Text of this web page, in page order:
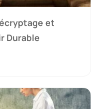
et
Durable